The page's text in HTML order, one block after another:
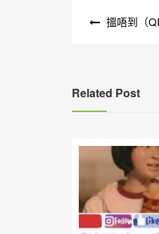
搵唔到（
Related Post